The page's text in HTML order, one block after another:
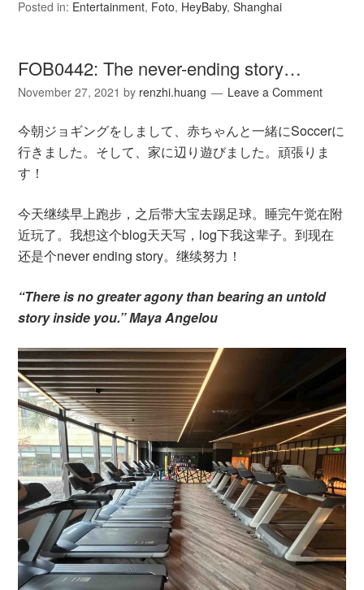
Posted in: Entertainment, Foto, HeyBaby,Shanghai
FOB0442: The never-ending story…
November 27, 2021 by renzhi.huang Leave a Comment
今朝ジョギングをしまして、赤ちゃんと一緒にSoccerに
行きました。そして、家に辺り遊びました。頑張りま
す！
今天继续早上跑步，之后带大宝去踢足球。睡完午觉在附
近玩了。我想这个blog天天写，log下我这辈子。到现在
还是个never ending story。继续努力！
“There is no greater agony than bearing an untold
story inside you.” Maya Angelou